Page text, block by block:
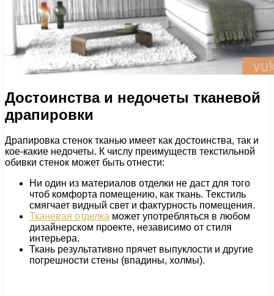
Достоинства и недочеты тканевой
драпировки
Драпировка стенок тканью имеет как достоинства, так и
кое-какие недочеты. К числу преимуществ текстильной
обивки стенок может быть отнести:
Ни один из материалов отделки не даст для того
чтоб комфорта помещению, как ткань. Текстиль
смягчает видный свет и фактурность помещения.
Тканевая отделка может употребляться в любом
дизайнерском проекте, независимо от стиля
интерьера.
Ткань результативно прячет выпуклости и другие
погрешности стены (впадины, холмы).